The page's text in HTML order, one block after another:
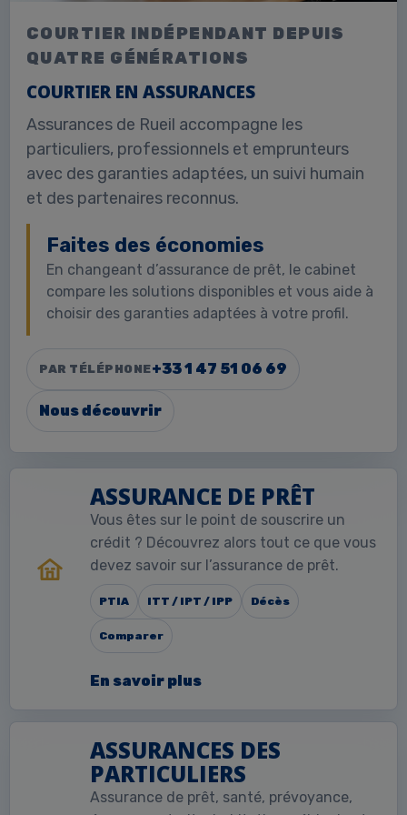
COURTIER INDÉPENDANT DEPUIS
QUATRE GÉNÉRATIONS
COURTIER EN ASSURANCES
Assurances de Rueil accompagne les
particuliers, professionnels et emprunteurs
avec des garanties adaptées, un suivi humain
et des partenaires reconnus.
Faites des économies
En changeant d’assurance de prêt, le cabinet
compare les solutions disponibles et vous aide à
choisir des garanties adaptées à votre profil.
PAR TÉLÉPHONE+33 1 47 51 06 69
Nous découvrir
ASSURANCE DE PRÊT
Vous êtes sur le point de souscrire un
crédit ? Découvrez alors tout ce que vous
devez savoir sur l’assurance de prêt.
PTIA ITT / IPT / IPP Décès
Comparer
En savoir plus
ASSURANCES DES
PARTICULIERS
Assurance de prêt, santé, prévoyance,